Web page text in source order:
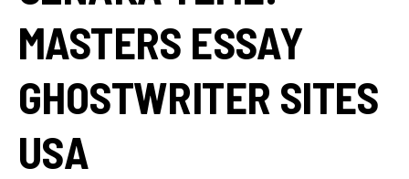
MASTERS ESSAY
GHOSTWRITER SITES
USA